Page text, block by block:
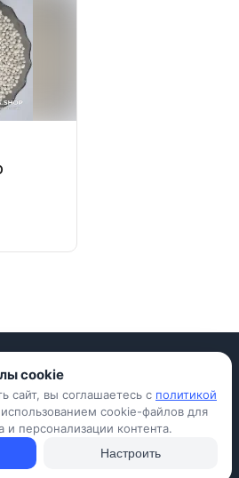
для iPhone
Shop, 2026
Конфиденциальность
ОбъявленияВопросы и ответы
cookie
сайт, вы соглашаетесь с политикой
cookie-файлов для
и персонализации контента.
Настроить